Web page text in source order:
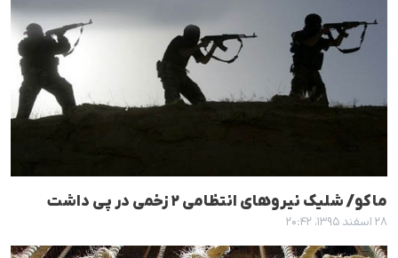
ماکو/ شلیک نیروهای انتظامی ٢ زخمی در پی داشت
۲۸ اسفند ۱۳۹۵، ۲۰:۴۲